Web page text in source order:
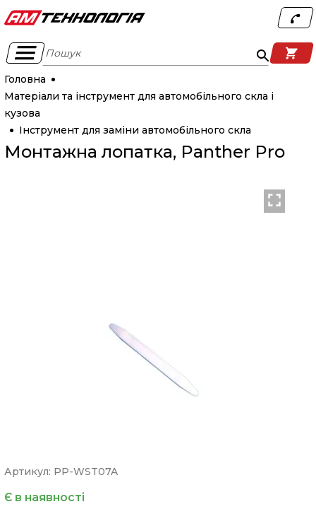
Пошук
Головна
Матеріали та інструмент для автомобільного скла і
кузова
Інструмент для заміни автомобільного скла
Монтажна лопатка, Panther Pro
Артикул: PP-WST07A
Є в наявності